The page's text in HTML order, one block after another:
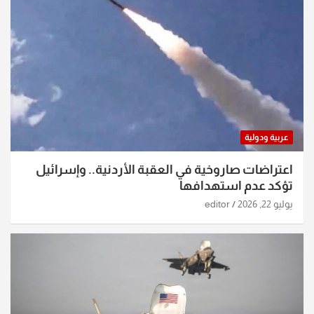
عربية ودولية
اعتراضات صاروخية في العقبة الأردنية.. وإسرائيل
تؤكد عدم استهدافها
يوليو 22, 2026 editor